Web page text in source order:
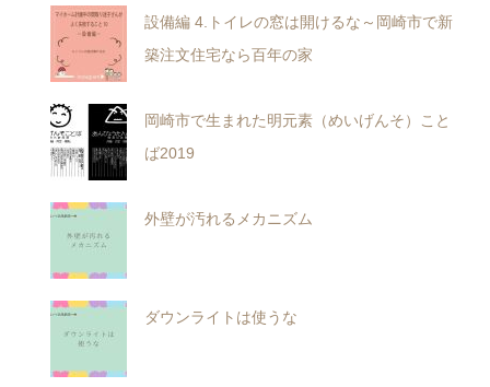
設備編 4.トイレの窓は開けるな～岡崎市で新
築注文住宅なら百年の家
岡崎市で生まれた明元素（めいげんそ）こと
ば2019
外壁が汚れるメカニズム
ダウンライトは使うな